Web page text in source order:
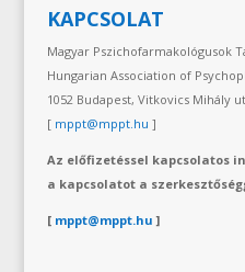
KAPCSOLAT
Magyar Pszichofarmakológusok
Hungarian Association of
1052 Budapest, Vitkovics Mihály
[ mppt@mppt.hu ]
Az előfizetéssel kapcsolatos
a kapcsolatot a
[ mppt@mppt.hu ]